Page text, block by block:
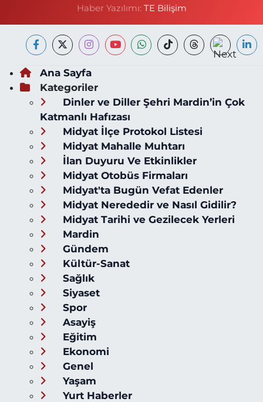
Haber Yazılımı: TE Bilişim
Ana Sayfa
Kategoriler
Dinler ve Diller Şehri Mardin’in Çok
Katmanlı Hafızası
Midyat İlçe Protokol Listesi
Midyat Mahalle Muhtarı
İlan Duyuru Ve Etkinlikler
Midyat Otobüs Firmaları
Midyat'ta Bugün Vefat Edenler
Midyat Nerededir ve Nasıl Gidilir?
Midyat Tarihi ve Gezilecek Yerleri
Mardin
Gündem
Kültür-Sanat
Sağlık
Siyaset
Spor
Asayiş
Eğitim
Ekonomi
Genel
Yaşam
Yurt Haberler